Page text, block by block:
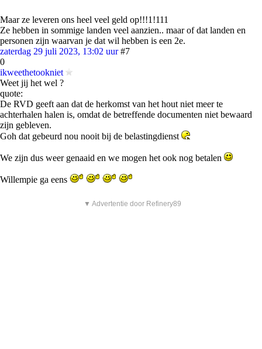
Maar ze leveren ons heel veel geld op!!!1!111
Ze hebben in sommige landen veel aanzien.. maar of dat landen en
personen zijn waarvan je dat wil hebben is een 2e.
zaterdag 29 juli 2023, 13:02 uur #7
0
ikweethetookniet
Weet jij het wel ?
quote:
De RVD geeft aan dat de herkomst van het hout niet meer te
achterhalen halen is, omdat de betreffende documenten niet bewaard
zijn gebleven.
Goh dat gebeurd nou nooit bij de belastingdienst
We zijn dus weer genaaid en we mogen het ook nog betalen
Willempie ga eens
▼ Advertentie door Refinery89